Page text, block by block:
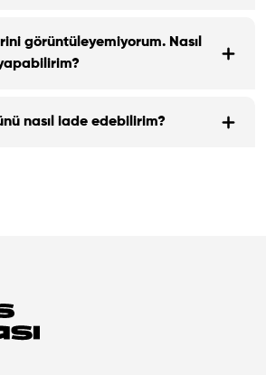
görüntüleyemiyorum. Nasıl
nasıl iade edebilirim?